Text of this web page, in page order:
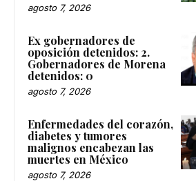
agosto 7, 2026
Ex gobernadores de
oposición detenidos: 2.
Gobernadores de Morena
detenidos: 0
agosto 7, 2026
Enfermedades del corazón,
diabetes y tumores
malignos encabezan las
muertes en México
agosto 7, 2026